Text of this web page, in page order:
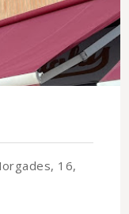
16,